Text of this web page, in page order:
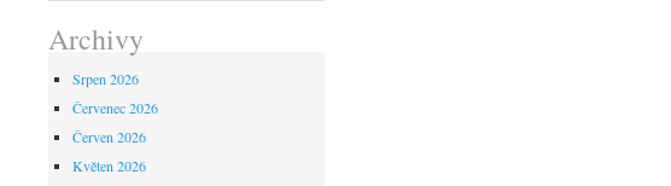
Archivy
Srpen 2026
Červenec 2026
Červen 2026
Květen 2026